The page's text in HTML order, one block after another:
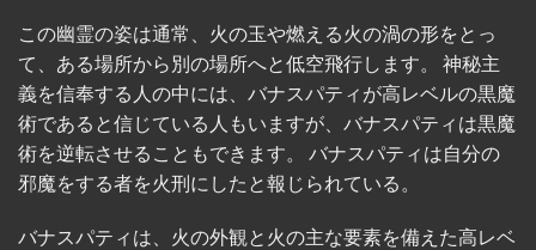
この幽霊の姿は通常、火の玉や燃える火の渦の形をとっ
て、ある場所から別の場所へと低空飛行します。 神秘主
義を信奉する人の中には、バナスパティが高レベルの黒魔
術であると信じている人もいますが、バナスパティは黒魔
術を逆転させることもできます。 バナスパティは自分の
邪魔をする者を火刑にしたと報じられている。
バナスパティは、火の外観と火の主な要素を備えた高レベ